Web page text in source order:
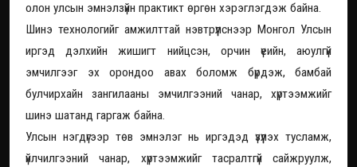
олон улсын эмнэлзүйн практикт өргөн хэрэглэгдэж байна.
Шинэ технологийг амжилттай нэвтрүүлснээр Монгол Улсын
иргэд дэлхийн жишигт нийцсэн, орчин үеийн, аюулгүй
эмчилгээг эх орондоо авах боломж бүрдэж, бамбай
булчирхайн зангилааны эмчилгээний чанар, хүртээмжийг
шинэ шатанд гаргаж байна.
Улсын нэгдүгээр төв эмнэлэг нь иргэдэд үзүүлэх тусламж,
үйлчилгээний чанар, хүртээмжийг тасралтгүй сайжруулж,